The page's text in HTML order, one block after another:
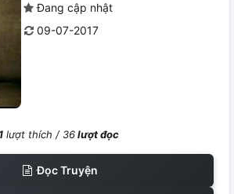
Đang cập nhật
09-07-2017
1 lượt thích /36lượt đọc
Đọc Truyện